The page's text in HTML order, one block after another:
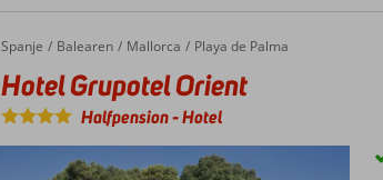
Home
Spanje Balearen Mallorca Playa de Palma
Hotel Grupotel Orient
Hotel Grupotel Orient
Halfpension-Hotel